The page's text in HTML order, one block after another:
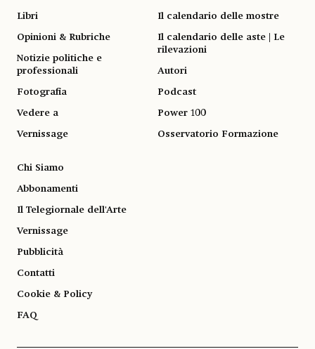
Libri
Opinioni & Rubriche
Notizie politiche e
professionali
Fotografia
Vedere a
Vernissage
Il calendario delle mostre
Il calendario delle aste | Le
rilevazioni
Autori
Podcast
Power 100
Osservatorio Formazione
Chi Siamo
Abbonamenti
Il Telegiornale dell'Arte
Vernissage
Pubblicità
Contatti
Cookie & Policy
FAQ